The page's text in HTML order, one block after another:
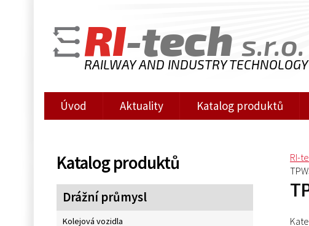
RI-tech s.r.o.
RAILWAY AND INDUSTRY TECHNOLOGY
Úvod Aktuality Katalog produktů
Katalog produktů
Drážní průmysl
Kolejová vozidla
RI-